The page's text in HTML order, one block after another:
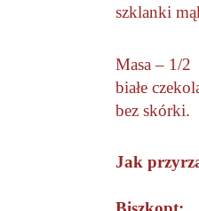
szklanki
Masa – 1/2
białe
bez skórki.
Jak